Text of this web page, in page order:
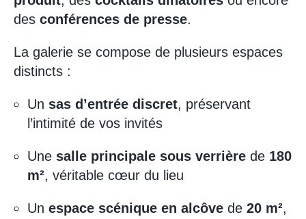
des conférences de presse.
La galerie se compose de plusieurs espaces
distincts :
Un sas d’entrée discret, préservant
l’intimité de vos invités
Une salle principale sous verrière de 180
m², véritable cœur du lieu
Un espace scénique en alcôve de 20 m²,